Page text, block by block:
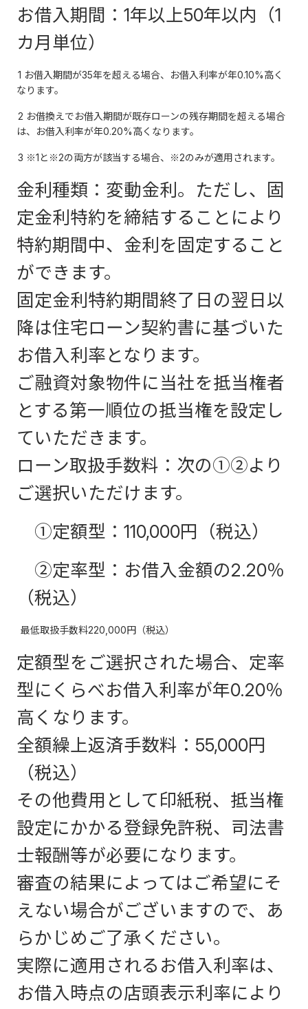
お借入期間：1年以上50年以内（1
カ月単位）
1 お借入期間が35年を超える場合、お借入利率が年0.10%高く
なります。
2 お借換えでお借入期間が既存ローンの残存期間を超える場合
は、お借入利率が年0.20%高くなります。
3 ※1と※2の両方が該当する場合、※2のみが適用されます。
金利種類：変動金利。ただし、固
定金利特約を締結することにより
特約期間中、金利を固定すること
ができます。
固定金利特約期間終了日の翌日以
降は住宅ローン契約書に基づいた
お借入利率となります。
ご融資対象物件に当社を抵当権者
とする第一順位の抵当権を設定し
ていただきます。
ローン取扱手数料：次の①②より
ご選択いただけます。
①定額型：110,000円（税込）
②定率型：お借入金額の2.20％
（税込）
最低取扱手数料220,000円（税込）
定額型をご選択された場合、定率
型にくらべお借入利率が年0.20％
高くなります。
全額繰上返済手数料：55,000円
（税込）
その他費用として印紙税、抵当権
設定にかかる登録免許税、司法書
士報酬等が必要になります。
審査の結果によってはご希望にそ
えない場合がございますので、あ
らかじめご了承ください。
実際に適用されるお借入利率は、
お借入時点の店頭表示利率により